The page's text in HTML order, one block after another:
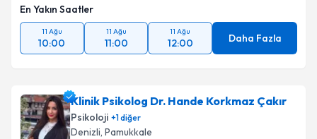
En Yakın Saatler
11 Ağu
10:00
11 Ağu
11:00
11 Ağu
12:00 Daha Fazla
Klinik Psikolog Dr. Hande Korkmaz Çakır
Psikoloji +1diğer
Denizli, Pamukkale